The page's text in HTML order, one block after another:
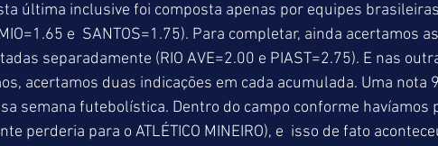
última inclusive foi composta apenas por equipes brasileiras
e  SANTOS=1.75). Para completar, ainda acertamos
separadamente (RIO AVE=2.00 e PIAST=2.75). E nas
acertamos duas indicações em cada acumulada. Uma nota
semana futebolística. Dentro do campo conforme havíamos
perderia para o ATLÉTICO MINEIRO), e  isso de fato